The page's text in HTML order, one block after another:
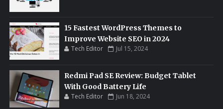
15 Fastest WordPress Themes to
Improve Website SEO in 2024
Tech Editor Jul 15, 2024
Redmi Pad SE Review: Budget Tablet
With Good Battery Life
Tech Editor Jun 18, 2024